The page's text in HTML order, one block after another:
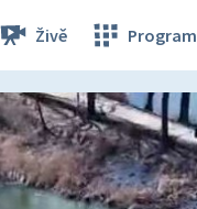
Živě Program